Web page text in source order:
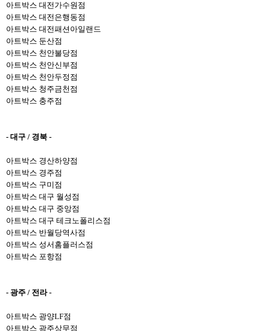
아트박스 대전가수원점
아트박스 대전은행동점
아트박스 대전패션아일랜드
아트박스 둔산점
아트박스 천안불당점
아트박스 천안신부점
아트박스 천안두정점
아트박스 청주금천점
아트박스 충주점
- 대구 / 경북 -
아트박스 경산하양점
아트박스 경주점
아트박스 구미점
아트박스 대구 월성점
아트박스 대구 중앙점
아트박스 대구 테크노폴리스점
아트박스 반월당역사점
아트박스 성서홈플러스점
아트박스 포항점
- 광주 / 전라 -
아트박스 광양LF점
아트박스 광주상무점